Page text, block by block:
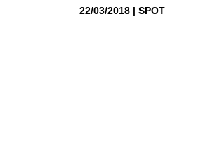
22/03/2018
SPOT